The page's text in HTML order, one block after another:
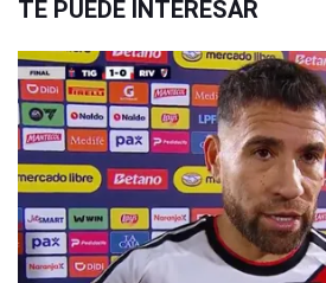
TE PUEDE INTERESAR